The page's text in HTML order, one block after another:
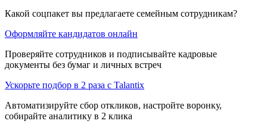
Какой соцпакет вы предлагаете семейным сотрудникам?
Оформляйте кандидатов онлайн
Проверяйте сотрудников и подписывайте кадровые
документы без бумаг и личных встреч
Ускорьте подбор в 2 раза с Talantix
Автоматизируйте сбор откликов, настройте воронку,
собирайте аналитику в 2 клика